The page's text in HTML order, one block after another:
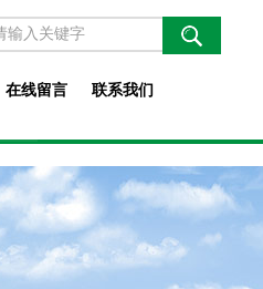
在线留言 联系我们